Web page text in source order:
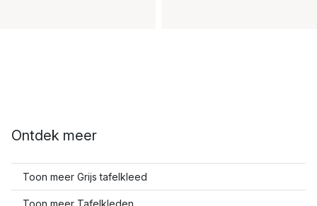
Ontdek meer
Toon meer Grijs tafelkleed
Toon meer Tafelkleden